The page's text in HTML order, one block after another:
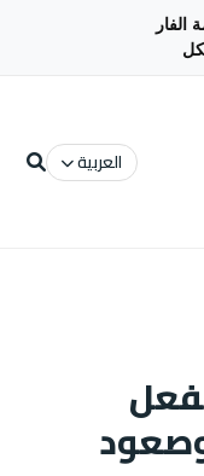
الفار
العربية